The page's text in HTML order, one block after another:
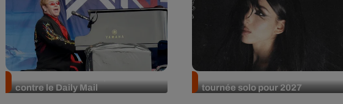
contre le Daily Mail
tournée solo pour 2027